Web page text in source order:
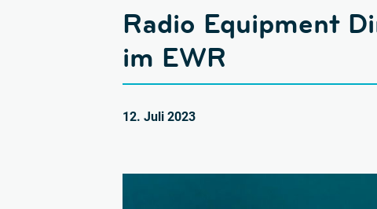
Radio Equipment
im EWR
12. Juli 2023